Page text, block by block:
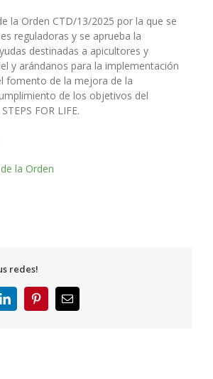
la Orden CTD/13/2025 por la que se
reguladoras y se aprueba la
destinadas a apicultores y
y arándanos para la implementación
fomento de la mejora de la
de los objetivos del
FOR LIFE.
la Orden
redes!
LinkedInPinterestCorreo
electrónico